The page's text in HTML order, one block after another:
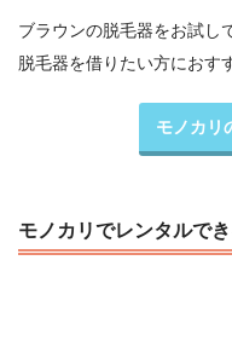
ブラウンの脱毛器をお試し
脱毛器を借りたい方におす
モノカリ
モノカリでレンタルで